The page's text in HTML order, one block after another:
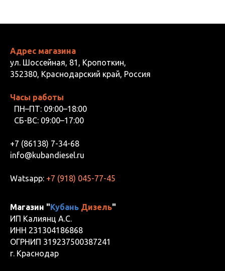
Адрес магазина
ул. Шоссейная, 81, Кропоткин,
352380, Краснодарский край, Россия
Часы работы
ПН–ПТ: 09:00–18:00
СБ-ВС: 09:00–17:00
+7 (86138) 7-34-68
info@kubandiesel.ru
Watsapp: +7 (918) 045-77-45
Магазин "Кубань Дизель"
ИП Калиянц А.С.
ИНН 231304186868
ОГРНИП 319237500387241
г. Краснодар